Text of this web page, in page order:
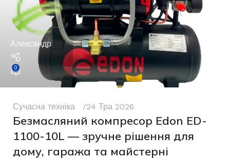
Александр
0
Сучасна техніка 24 Тра 2026
Безмасляний компресор Edon ED-
1100-10L — зручне рішення для
дому, гаража та майстерні